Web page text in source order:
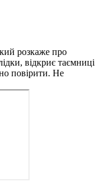
розкаже про
відкриє таємниці
повірити. Не